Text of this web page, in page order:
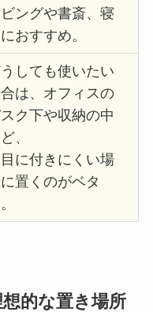
ビングや書斎、寝
おすすめ。
うしても使いたい
は、オフィスの
ク下や収納の中
、
目に付きにくい場
置くのがベタ
的な置き場所